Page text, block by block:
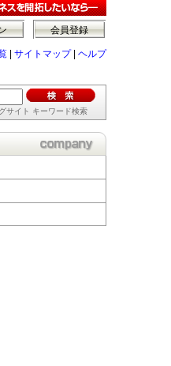
会員登録
サイトマップ| ヘルプ
サイト キーワード検索